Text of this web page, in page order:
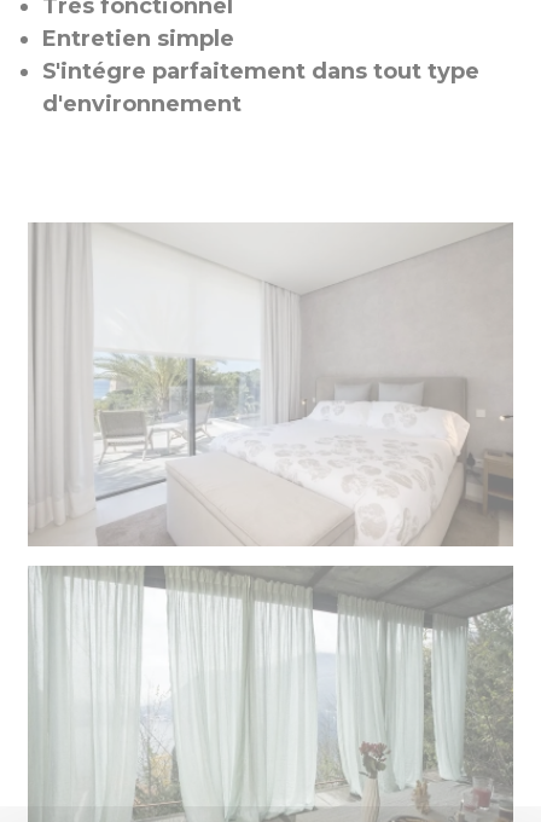
Très fonctionnel
Entretien simple
S'intégre parfaitement dans tout type
d'environnement